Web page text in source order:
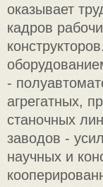
оказывает
кадров
-
агрегатных,
станочных
заводов -
научных и